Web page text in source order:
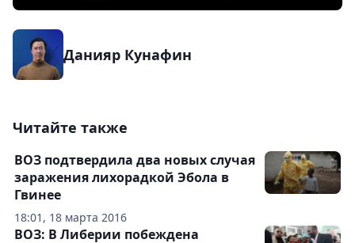
Данияр Кунафин
Читайте также
18:01, 18 марта 2016
ВОЗ подтвердила два новых случая
заражения лихорадкой Эбола в
Гвинее
ВОЗ: В Либерии побеждена